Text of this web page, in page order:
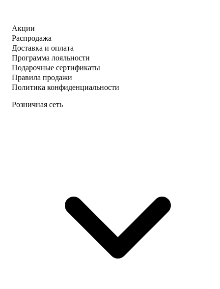
Акции
Распродажа
Доставка и оплата
Программа лояльности
Подарочные сертификаты
Правила продажи
Политика конфиденциальности
Розничная сеть